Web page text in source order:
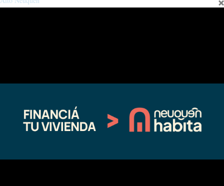
01/23/2026
Fina